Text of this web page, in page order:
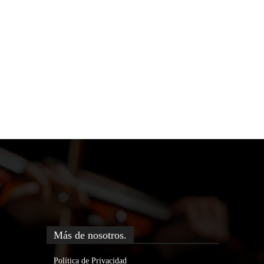
Más de nosotros.
Política de Privacidad